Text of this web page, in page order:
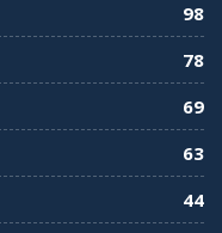
98
78
69
63
44